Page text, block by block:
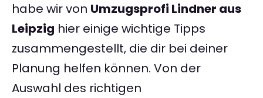
habe wir von Umzugsprofi Lindner aus
Leipzig hier einige wichtige Tipps
zusammengestellt, die dir bei deiner
Planung helfen können. Von der
Auswahl des richtigen